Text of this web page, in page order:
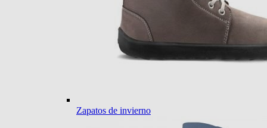
Zapatos de invierno